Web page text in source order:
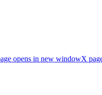
opens in new windowX